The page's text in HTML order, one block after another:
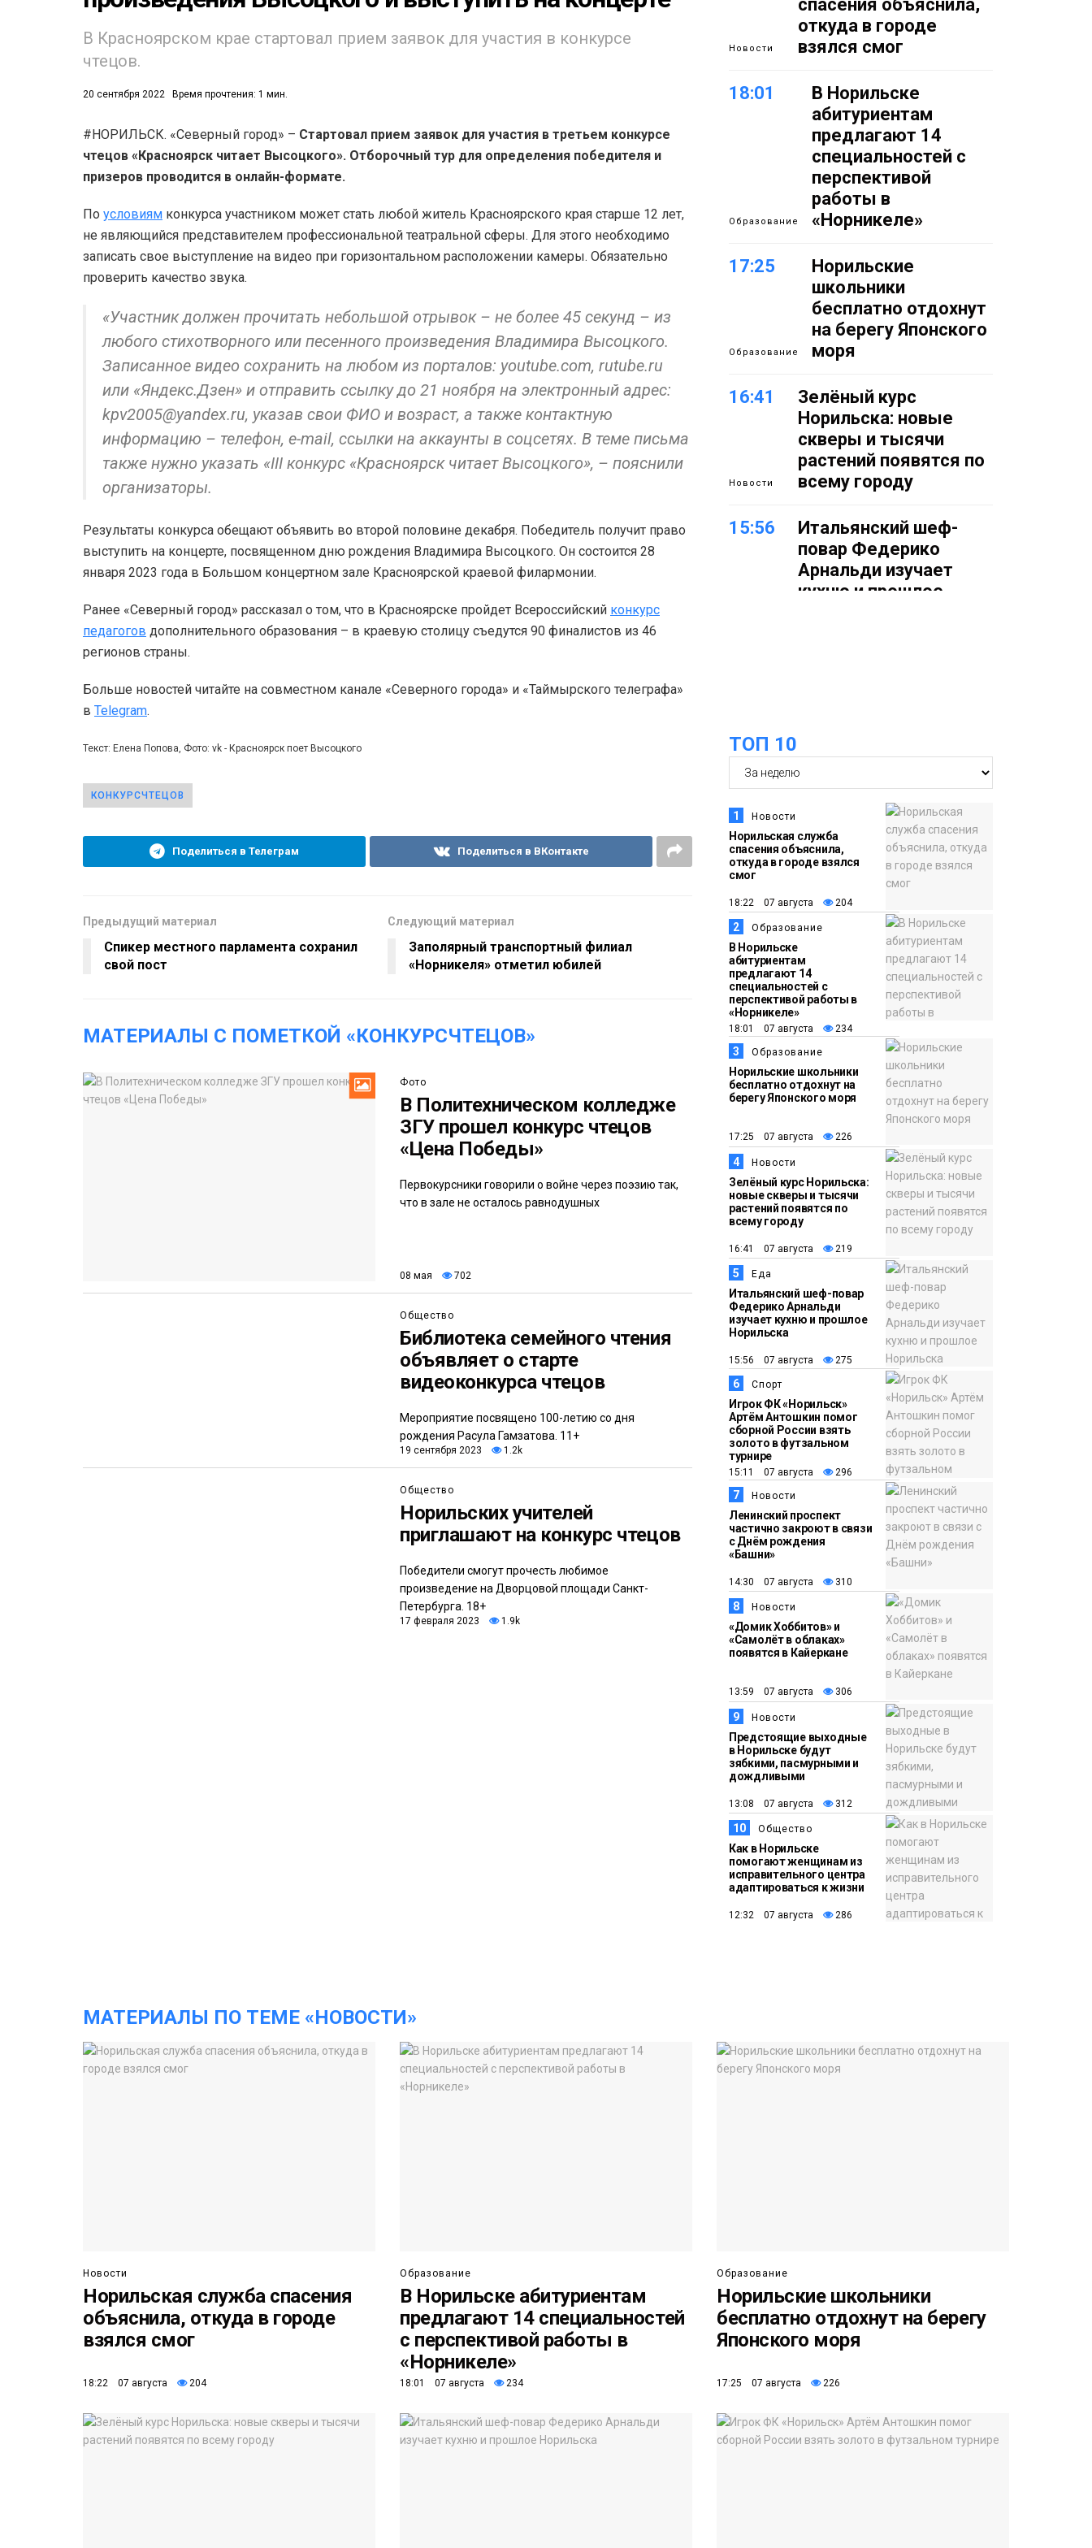
В Красноярском крае стартовал прием заявок для участия в конкурсе
чтецов.
20 сентября 2022 Время прочтения: 1 мин.
#НОРИЛЬСК. «Северный город» – Стартовал прием заявок для участия в третьем конкурсе
чтецов «Красноярск читает Высоцкого». Отборочный тур для определения победителя и
призеров проводится в онлайн-формате.
По условиям конкурса участником может стать любой житель Красноярского края старше 12 лет,
не являющийся представителем профессиональной театральной сферы. Для этого необходимо
записать свое выступление на видео при горизонтальном расположении камеры. Обязательно
проверить качество звука.
«Участник должен прочитать небольшой отрывок – не более 45 секунд – из
любого стихотворного или песенного произведения Владимира Высоцкого.
Записанное видео сохранить на любом из порталов: youtube.com, rutube.ru
или «Яндекс.Дзен» и отправить ссылку до 21 ноября на электронный адрес:
kpv2005@yandex.ru, указав свои ФИО и возраст, а также контактную
информацию – телефон, e-mail, ссылки на аккаунты в соцсетях. В теме письма
также нужно указать «III конкурс «Красноярск читает Высоцкого», – пояснили
организаторы.
Результаты конкурса обещают объявить во второй половине декабря. Победитель получит право
выступить на концерте, посвященном дню рождения Владимира Высоцкого. Он состоится 28
января 2023 года в Большом концертном зале Красноярской краевой филармонии.
Ранее «Северный город» рассказал о том, что в Красноярске пройдет Всероссийский конкурс
педагогов дополнительного образования – в краевую столицу съедутся 90 финалистов из 46
регионов страны.
Больше новостей читайте на совместном канале «Северного города» и «Таймырского телеграфа»
в Telegram.
Текст: Елена Попова, Фото: vk - Красноярск поет Высоцкого
КОНКУРСЧТЕЦОВ
Поделиться в Телеграм Поделиться в ВКонтакте
Предыдущий материал
Спикер местного парламента сохранил
свой пост
Следующий материал
Заполярный транспортный филиал
«Норникеля» отметил юбилей
МАТЕРИАЛЫ С ПОМЕТКОЙ «КОНКУРСЧТЕЦОВ»
Фото
В Политехническом колледже
ЗГУ прошел конкурс чтецов
«Цена Победы»
Первокурсники говорили о войне через поэзию так,
что в зале не осталось равнодушных
08 мая 702
Общество
Библиотека семейного чтения
объявляет о старте
видеоконкурса чтецов
Мероприятие посвящено 100-летию со дня
рождения Расула Гамзатова. 11+
19 сентября 2023 1.2k
Общество
Норильских учителей
приглашают на конкурс чтецов
Победители смогут прочесть любимое
произведение на Дворцовой площади Санкт-
Петербурга. 18+
17 февраля 2023 1.9k
Новости
спасения объяснила,
откуда в городе
взялся смог
18:01
Образование
В Норильске
абитуриентам
предлагают 14
специальностей с
перспективой
работы в
«Норникеле»
17:25
Образование
Норильские
школьники
бесплатно отдохнут
на берегу Японского
моря
16:41
Новости
Зелёный курс
Норильска: новые
скверы и тысячи
растений появятся по
всему городу
15:56
Итальянский шеф-
повар Федерико
Арнальди изучает
кухню и прошлое
Спорт
14:30
Новости
Ленинский проспект
частично закроют в
связи с Днём
рождения «Башни»
13:59
Новости
«Домик Хоббитов» и
«Самолёт в облаках»
появятся в Кайеркане
13:08
Новости
Предстоящие
выходные в
Норильске будут
зябкими, пасмурными
и дождливыми
Общество
Как в Норильске
помогают женщинам
из исправительного
центра
адаптироваться к
жизни
ТОП 10
1 Новости
Норильская служба
спасения объяснила,
откуда в городе взялся
смог
18:22 07 августа 204
2 Образование
В Норильске
абитуриентам
предлагают 14
специальностей с
перспективой работы в
«Норникеле»
18:01 07 августа 234
3 Образование
Норильские школьники
бесплатно отдохнут на
берегу Японского моря
17:25 07 августа 226
4 Новости
Зелёный курс Норильска:
новые скверы и тысячи
растений появятся по
всему городу
16:41 07 августа 219
5 Еда
Итальянский шеф-повар
Федерико Арнальди
изучает кухню и прошлое
Норильска
15:56 07 августа 275
6 Спорт
Игрок ФК «Норильск»
Артём Антошкин помог
сборной России взять
золото в футзальном
турнире
15:11 07 августа 296
7 Новости
Ленинский проспект
частично закроют в связи
с Днём рождения
«Башни»
14:30 07 августа 310
8 Новости
«Домик Хоббитов» и
«Самолёт в облаках»
появятся в Кайеркане
13:59 07 августа 306
9 Новости
Предстоящие выходные
в Норильске будут
зябкими, пасмурными и
дождливыми
13:08 07 августа 312
10 Общество
Как в Норильске
помогают женщинам из
исправительного центра
адаптироваться к жизни
12:32 07 августа 286
МАТЕРИАЛЫ ПО ТЕМЕ «НОВОСТИ»
Новости
Норильская служба спасения
объяснила, откуда в городе
взялся смог
18:22 07 августа 204
Образование
В Норильске абитуриентам
предлагают 14 специальностей
с перспективой работы в
«Норникеле»
18:01 07 августа 234
Образование
Норильские школьники
бесплатно отдохнут на берегу
Японского моря
17:25 07 августа 226